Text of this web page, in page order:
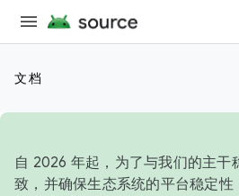
文档
自 2026 年起，为了与我们的主干
致，并确保生态系统的平台稳定